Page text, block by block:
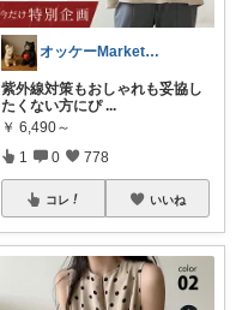
オッケーMarket🎀🛒
紫外線対策もおしゃれも妥協し
たくない方にぴ ...
￥ 6,490～
1 0 778
コレ いいね